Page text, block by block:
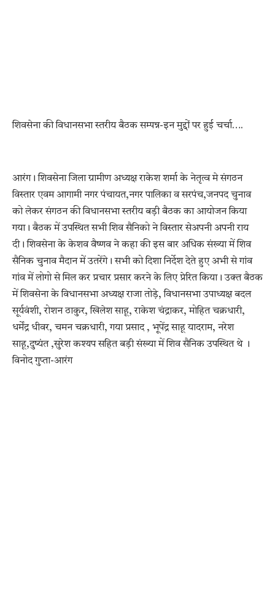
शिवसेना की विधानसभा स्तरीय बैठक सम्पन्न-इन मुद्दों पर हुई चर्चा….
आरंग। शिवसेना जिला ग्रामीण अध्यक्ष राकेश शर्मा के नेतृत्व मे संगठन
विस्तार एवम आगामी नगर पंचायत,नगर पालिका व सरपंच,जनपद चुनाव
को लेकर संगठन की विधानसभा स्तरीय बड़ी बैठक का आयोजन किया
गया। बैठक में उपस्थित सभी शिव सैनिको ने विस्तार सेअपनी अपनी राय
दी। शिवसेना के केशव वैष्णव ने कहा की इस बार अधिक संख्या में शिव
सैनिक चुनाव मैदान में उतरेंगे। सभी को दिशा निर्देश देते हुए अभी से गांव
गांव में लोगो से मिल कर प्रचार प्रसार करने के लिए प्रेरित किया। उक्त बैठक
में शिवसेना के विधानसभा अध्यक्ष राजा तोड़े, विधानसभा उपाध्यक्ष बदल
सूर्यवंशी, रोशन ठाकुर, खिलेश साहू, राकेश चंद्राकर, मोहित चक्रधारी,
धर्मेंद्र धीवर, चमन चक्रधारी, गया प्रसाद , भूपेंद्र साहू यादराम, नरेश
साहू,दुष्यंत ,सुरेश कश्यप सहित बड़ी संख्या में शिव सैनिक उपस्थित थे ।
विनोद गुप्ता-आरंग